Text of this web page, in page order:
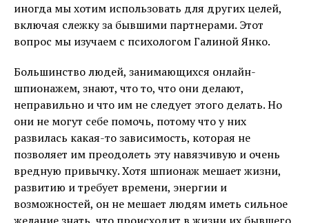
иногда мы хотим использовать для других целей,
включая слежку за бывшими партнерами. Этот
вопрос мы изучаем с психологом Галиной Янко.
Большинство людей, занимающихся онлайн-
шпионажем, знают, что то, что они делают,
неправильно и что им не следует этого делать. Но
они не могут себе помочь, потому что у них
развилась какая-то зависимость, которая не
позволяет им преодолеть эту навязчивую и очень
вредную привычку. Хотя шпионаж мешает жизни,
развитию и требует времени, энергии и
возможностей, он не мешает людям иметь сильное